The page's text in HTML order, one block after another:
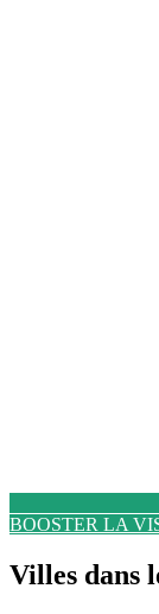
BOOSTER LA
Villes dans